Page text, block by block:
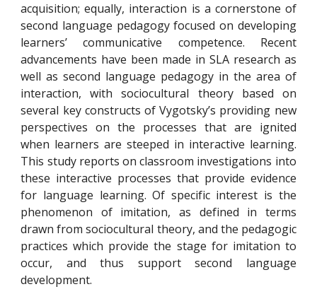
acquisition; equally, interaction is a cornerstone of
second language pedagogy focused on developing
learners’ communicative competence. Recent
advancements have been made in SLA research as
well as second language pedagogy in the area of
interaction, with sociocultural theory based on
several key constructs of Vygotsky’s providing new
perspectives on the processes that are ignited
when learners are steeped in interactive learning.
This study reports on classroom investigations into
these interactive processes that provide evidence
for language learning. Of specific interest is the
phenomenon of imitation, as defined in terms
drawn from sociocultural theory, and the pedagogic
practices which provide the stage for imitation to
occur, and thus support second language
development.